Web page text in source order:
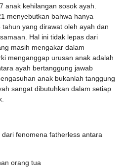
anak kehilangan sosok ayah.
menyebutkan bahwa hanya
yang dirawat oleh ayah dan
Hal ini tidak lepas dari
masih mengakar dalam
menganggap urusan anak adalah
ayah bertanggung jawab
anak bukanlah tanggung
sangat dibutuhkan dalam setiap
fenomena fatherless antara
orang tua